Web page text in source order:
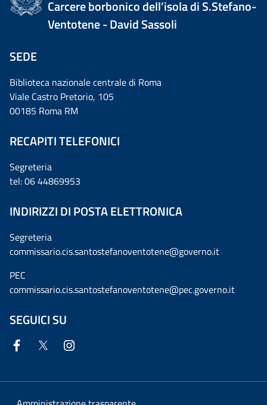
Carcere borbonico dell’isola di S.Stefano-
Ventotene - David Sassoli
SEDE
Biblioteca nazionale centrale di Roma
Viale Castro Pretorio, 105
00185 Roma RM
RECAPITI TELEFONICI
Segreteria
tel: 06 44869953
INDIRIZZI DI POSTA ELETTRONICA
Segreteria
commissario.cis.santostefanoventotene@governo.it
PEC
commissario.cis.santostefanoventotene@pec.governo.it
SEGUICI SU